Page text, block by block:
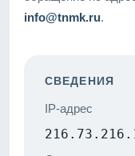
info@tnmk.ru.
СВЕДЕНИЯ
IP-адрес